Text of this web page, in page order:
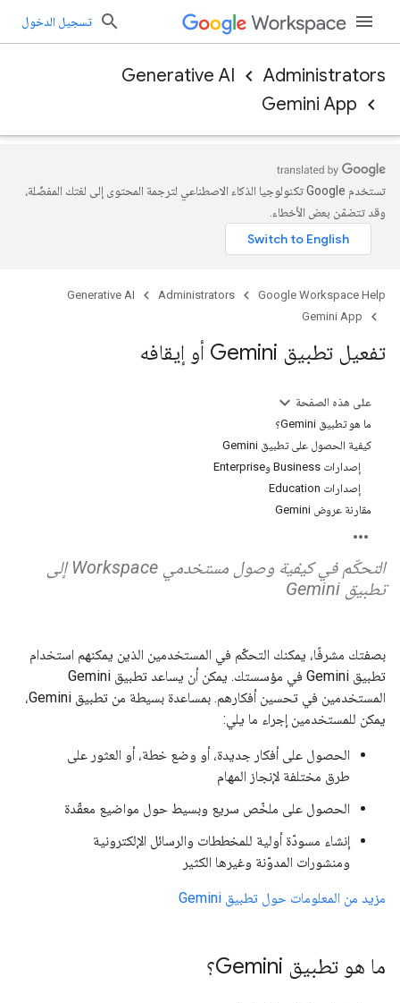
تسجيل الدخول
Administrators
Generative AI
Gemini App
تستخدم Google تكنولوجيا الذكاء الاصطناعي لترجمة المحتوى إلى لغتك المفضّلة،
وقد تتضمّن بعض الأخطاء.
Google Workspace Help
Administrators
Generative AI
Gemini App
تفعيل تطبيق Gemini أو إيقافه
على هذه الصفحة
ما هو تطبيق Gemini؟
كيفية الحصول على تطبيق Gemini
إصدارات Business وEnterprise
إصدارات Education
مقارنة عروض Gemini
التحكّم في كيفية وصول مستخدمي Workspace إلى
تطبيق Gemini
بصفتك مشرفًا، يمكنك التحكّم في المستخدمين الذين يمكنهم استخدام
تطبيق Gemini في مؤسستك. يمكن أن يساعد تطبيق Gemini
المستخدمين في تحسين أفكارهم. بمساعدة بسيطة من تطبيق Gemini،
يمكن للمستخدمين إجراء ما يلي:
الحصول على أفكار جديدة، أو وضع خطة، أو العثور على
طرق مختلفة لإنجاز المهام
الحصول على ملخّص سريع وبسيط حول مواضيع معقّدة
إنشاء مسودّة أولية للمخططات والرسائل الإلكترونية
ومنشورات المدوّنة وغيرها الكثير
مزيد من المعلومات حول تطبيق Gemini
ما هو تطبيق Gemini؟